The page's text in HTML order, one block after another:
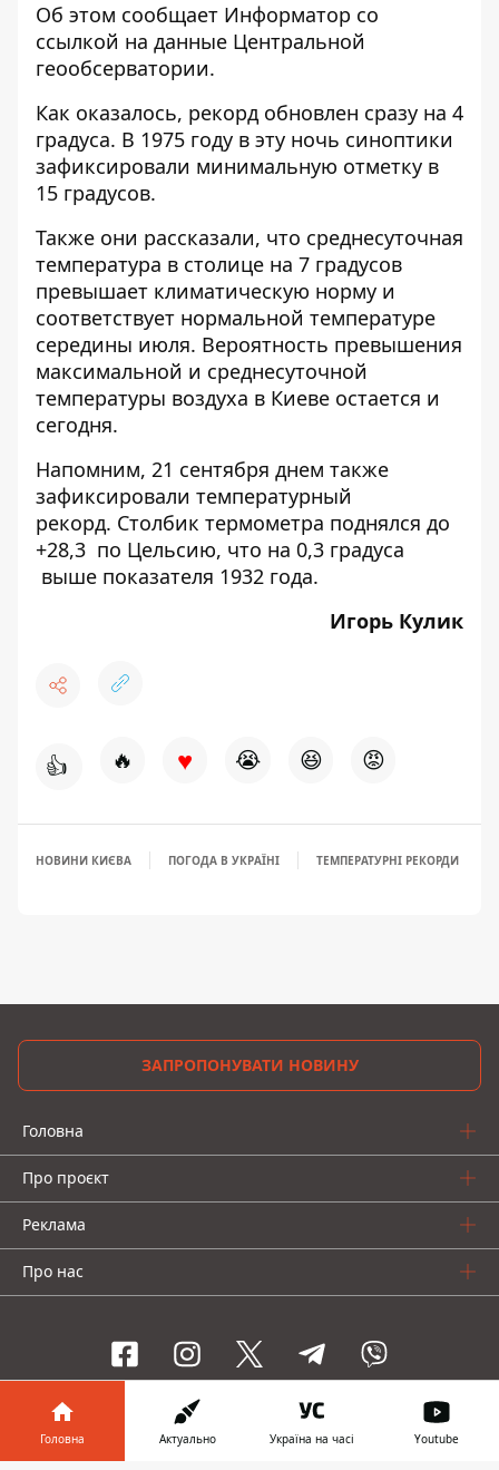
Об этом сообщает Информатор со
ссылкой на данные Центральной
геообсерватории.
Как оказалось, рекорд обновлен сразу на 4
градуса. В 1975 году в эту ночь синоптики
зафиксировали минимальную отметку в
15 градусов.
Также они рассказали, что среднесуточная
температура в столице на 7 градусов
превышает климатическую норму и
соответствует нормальной температуре
середины июля. Вероятность превышения
максимальной и среднесуточной
температуры воздуха в Киеве остается и
сегодня.
Напомним, 21 сентября днем также
зафиксировали температурный
рекорд. Столбик термометра поднялся до
+28,3 по Цельсию, что на 0,3 градуса
выше показателя 1932 года.
Игорь Кулик
👍 🔥 ♥ 😭 😆 😡
НОВИНИ КИЄВА ПОГОДА В УКРАЇНІ ТЕМПЕРАТУРНІ РЕКОРДИ
ЗАПРОПОНУВАТИ НОВИНУ
Головна
Про проєкт
Реклама
Про нас
Інформатор проекти
Головна Актуально Україна на часі Youtube